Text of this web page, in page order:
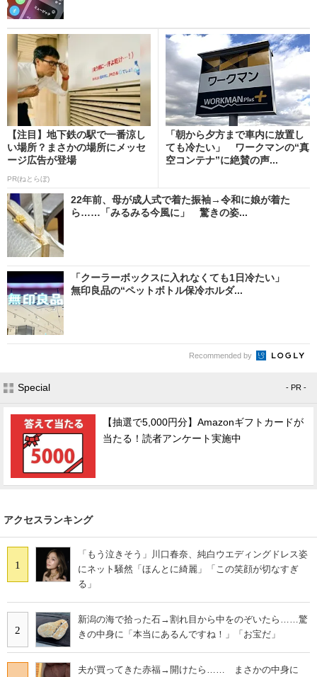
【注目】地下鉄の駅で一番涼し
い場所？まさかの場所にメッセ
ージ広告が登場
PR(ねとらぼ)
「朝から夕方まで車内に放置し
ても冷たい」 ワークマンの“真
空コンテナ”に絶賛の声...
22年前、母が成人式で着た振袖→令和に娘が着た
ら……「みるみる今風に」 驚きの姿...
「クーラーボックスに入れなくても1日冷たい」
無印良品の“ペットボトル保冷ホルダ...
Recommended by
Special - PR -
【抽選で5,000円分】Amazonギフトカードが
当たる！読者アンケート実施中
アクセスランキング
1
「もう泣きそう」川口春奈、純白ウエディングドレス姿
にネット騒然「ほんとに綺麗」「この笑顔が切なすぎ
る」
2
新潟の海で拾った石→割れ目から中をのぞいたら……驚
きの中身に「本当にあるんですね！」「お宝だ」
夫が買ってきた赤福→開けたら…… まさかの中身に